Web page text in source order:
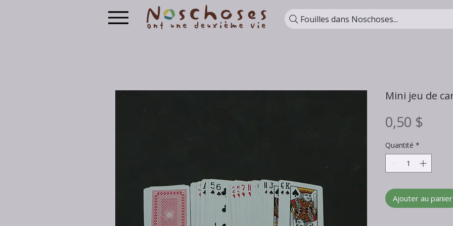
Fouilles dans Noschoses...
Mini jeu de
0,50 $
Quantité *
Ajouter au panier